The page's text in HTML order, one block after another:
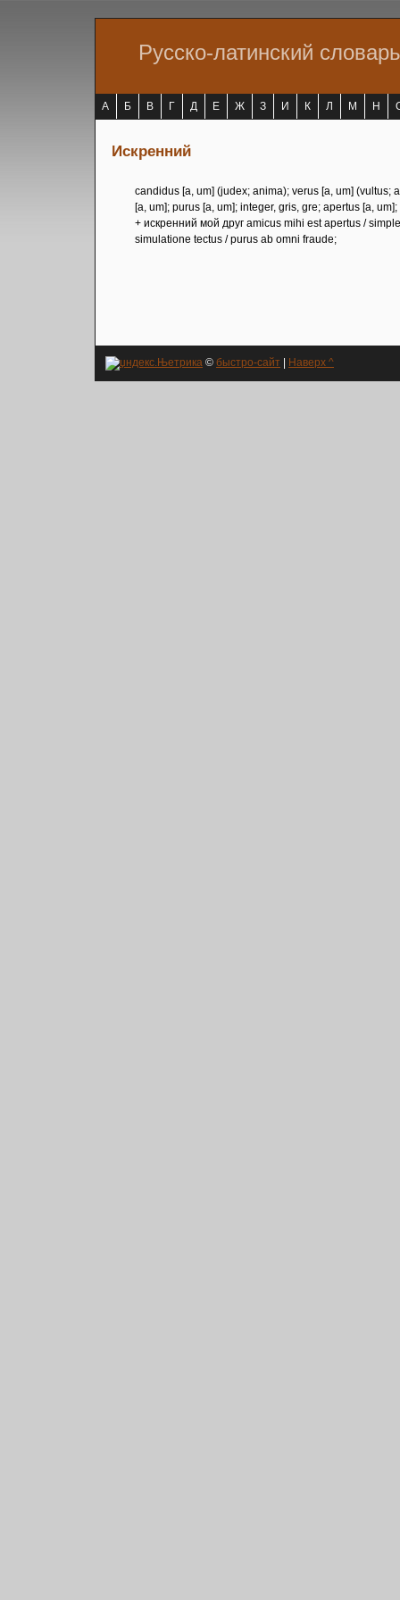
Русско-латинский словарь
А Б В Г Д Е Ж З И К Л М Н
Искренний
candidus [a, um] (judex; anima); verus [a, um] (vultus;
[a, um]; purus [a, um]; integer, gris, gre; apertus [a, um];
+ искренний мой друг amicus mihi est apertus /
simulatione tectus / purus ab omni fraude;
© быстро-сайт | Наверх ^